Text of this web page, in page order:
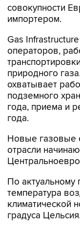
совокупности
импортером.
Gas
операторов,
природного
охватывает
подземного
года, приема и
года.
Новые газовые
отрасли
По актуальному
температура
климатической
градуса